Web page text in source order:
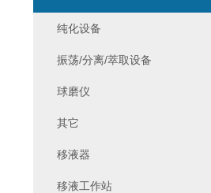
纯化设备
振荡/分离/萃取设备
球磨仪
其它
移液器
移液工作站